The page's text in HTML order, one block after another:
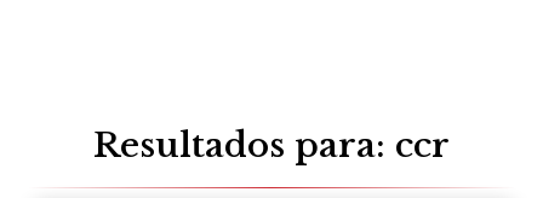
Resultados para: ccr